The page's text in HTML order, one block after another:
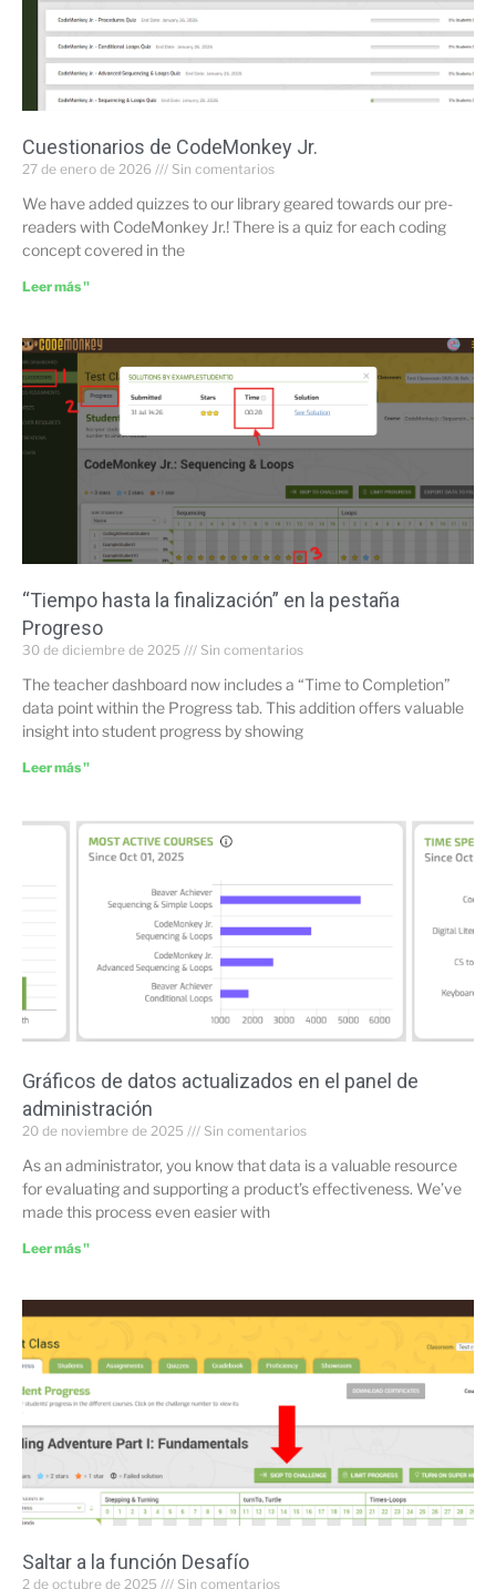
Cuestionarios de CodeMonkey Jr.
27 de enero de 2026 Sin comentarios
We have added quizzes to our library geared towards our pre-
readers with CodeMonkey Jr.! There is a quiz for each coding
concept covered in the
Leer más "
“Tiempo hasta la finalización” en la pestaña
Progreso
30 de diciembre de 2025 Sin comentarios
The teacher dashboard now includes a “Time to Completion”
data point within the Progress tab. This addition offers valuable
insight into student progress by showing
Leer más "
Gráficos de datos actualizados en el panel de
administración
20 de noviembre de 2025 Sin comentarios
As an administrator, you know that data is a valuable resource
for evaluating and supporting a product’s effectiveness. We’ve
made this process even easier with
Leer más "
Saltar a la función Desafío
2 de octubre de 2025 Sin comentarios